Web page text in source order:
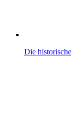
Die